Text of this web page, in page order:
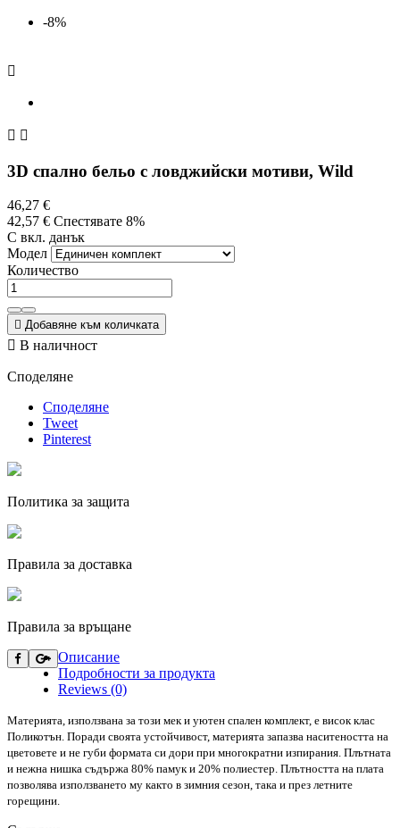
-8%

 
3D спално бельо с ловджийски мотиви, Wild
46,27 €
42,57 € Спестявате 8%
С вкл. данък
Модел
Количество
 Добавяне към количката
 В наличност
Споделяне
Споделяне
Tweet
Pinterest
Политика за защита
Правила за доставка
Правила за връщане
Описание
Подробности за продукта
Reviews (0)
Материята, използвана за този мек и уютен спален комплект, е висок клас
Поликотън. Поради своята устойчивост, материята запазва наситеността на
цветовете и не губи формата си дори при многократни изпирания. Плътната
и нежна нишка съдържа 80% памук и 20% полиестер. Плътността на плата
позволява използването му както в зимния сезон, така и през летните
горещини.